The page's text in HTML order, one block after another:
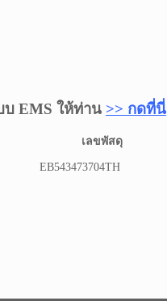
EMS ให้ท่าน >> กดที่นี่
เลขพัสดุ
EB543473704TH